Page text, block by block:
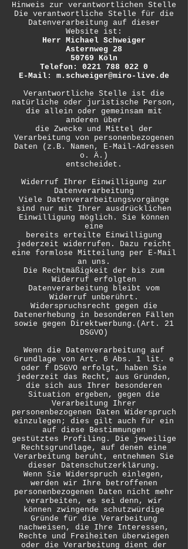
Hinweis zur verantwortlichen Stelle
Die verantwortliche Stelle für die
Datenverarbeitung auf dieser
Website ist:
Herr Michael Schweiger
Asternweg 28
50769 Köln
Telefon: 0221 788 022 0
E-Mail: m.schweiger@miro-live.de
Verantwortliche Stelle ist die
natürliche oder juristische Person,
die allein oder gemeinsam mit
anderen über
die Zwecke und Mittel der
Verarbeitung von personenbezogenen
Daten (z.B. Namen, E-Mail-Adressen
o. Ä.)
entscheidet.
Widerruf Ihrer Einwilligung zur
Datenverarbeitung
Viele Datenverarbeitungsvorgänge
sind nur mit Ihrer ausdrücklichen
Einwilligung möglich. Sie können
eine
bereits erteilte Einwilligung
jederzeit widerrufen. Dazu reicht
eine formlose Mitteilung per E-Mail
an uns.
Die Rechtmäßigkeit der bis zum
Widerruf erfolgten
Datenverarbeitung bleibt vom
Widerruf unberührt.
Widerspruchsrecht gegen die
Datenerhebung in besonderen Fällen
sowie gegen Direktwerbung.(Art. 21
DSGVO)
Wenn die Datenverarbeitung auf
Grundlage von Art. 6 Abs. 1 lit. e
oder f DSGVO erfolgt, haben Sie
jederzeit das Recht, aus Gründen,
die sich aus Ihrer besonderen
Situation ergeben, gegen die
Verarbeitung Ihrer
personenbezogenen Daten Widerspruch
einzulegen; dies gilt auch für ein
auf diese Bestimmungen
gestütztes Profiling. Die jeweilige
Rechtsgrundlage, auf denen eine
Verarbeitung beruht, entnehmen Sie
dieser Datenschutzerklärung.
Wenn Sie Widerspruch einlegen,
werden wir Ihre betroffenen
personenbezogenen Daten nicht mehr
verarbeiten, es sei denn, wir
können zwingende schutzwürdige
Gründe für die Verarbeitung
nachweisen, die Ihre Interessen,
Rechte und Freiheiten überwiegen
oder die Verarbeitung dient der